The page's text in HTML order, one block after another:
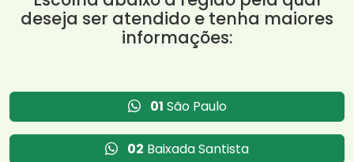
deseja ser atendido e tenha maiores
informações:
01 São Paulo
02 Baixada Santista